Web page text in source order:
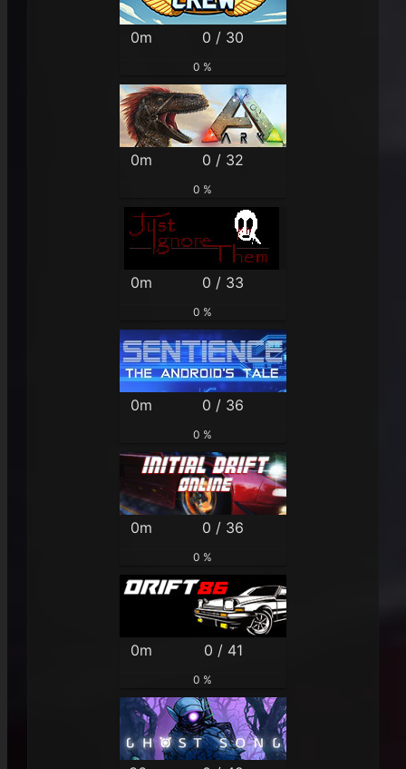
0m 0 / 30
0 %
0m 0 / 32
0 %
0m 0 / 33
0 %
0m 0 / 36
0 %
0m 0 / 36
0 %
0m 0 / 41
0 %